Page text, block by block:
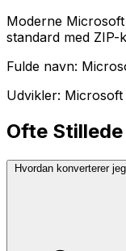
Moderne
standard med ZIP-
Fulde navn:
Udvikler:
Ofte
Hvordan konverterer